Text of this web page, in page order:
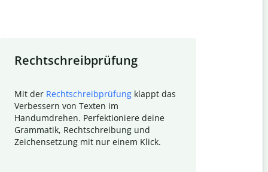
Rechtschreibprüfung
Mit der Rechtschreibprüfung klappt das
Verbessern von Texten im
Handumdrehen. Perfektioniere deine
Grammatik, Rechtschreibung und
Zeichensetzung mit nur einem Klick.